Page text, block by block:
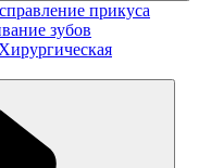
прикуса
зубов
Хирургическая